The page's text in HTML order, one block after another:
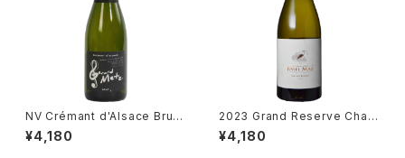
NV Crémant d'Alsace Brut /
Gérard Metz
¥4,180
2023 Grand Reserve Char
donnay / Dm. Paul Mas
¥4,180